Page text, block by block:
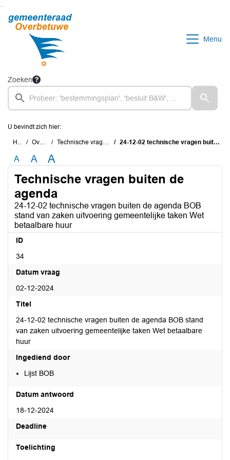
Menu
Zoeken
U bevindt zich hier:
Home Overzichten Technische vragen buiten de agenda 24-12-02 technische vragen buiten de agenda BOB stand van zaken uitvoering gemeentelijke taken Wet betaalbare huur
A A A
Technische vragen buiten de
agenda
24-12-02 technische vragen buiten de agenda BOB
stand van zaken uitvoering gemeentelijke taken Wet
betaalbare huur
ID
34
Datum vraag
02-12-2024
Titel
24-12-02 technische vragen buiten de agenda BOB stand
van zaken uitvoering gemeentelijke taken Wet betaalbare
huur
Ingediend door
Lijst BOB
Datum antwoord
18-12-2024
Deadline
Toelichting